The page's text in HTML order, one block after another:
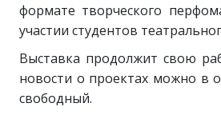
формате творческого
участии студентов
Выставка продолжит свою
новости о проектах можно в
свободный.